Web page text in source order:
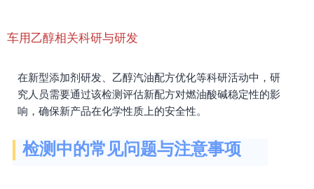
车用乙醇相关科研与研发
在新型添加剂研发、乙醇汽油配方优化等科研活动中，研
究人员需要通过该检测评估新配方对燃油酸碱稳定性的影
响，确保新产品在化学性质上的安全性。
检测中的常见问题与注意事项